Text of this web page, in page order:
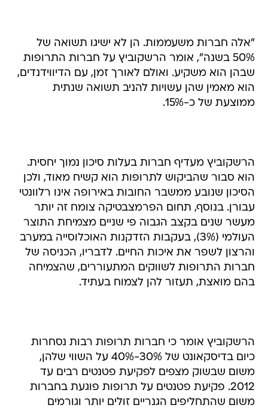
"אלה חברות משעממות. הן לא ישיגו תשואה של
50% בשנה", אומר הרשקוביץ על חברות התרופות
שבהן הוא משקיע. ואולם לאורך זמן, עם הדיווידנדים,
הוא מאמין שהן עשויות להניב תשואה שנתית
ממוצעת של כ-15%.
הרשקוביץ מעדיף חברות בעלות סיכון נמוך יחסית.
הוא סבור שהביקוש לתרופות הוא קשיח מאוד, ולכן
הסיכון שנובע ממשבר החובות באירופה אינו רלוונטי
עבורן. בנוסף, תחום הפרמצבטיקה צומח זה יותר
מעשר שנים בקצב הגבוה פי שניים מצמיחת התוצר
העולמי (3%), בעקבות הזדקנות האוכלוסייה במערב
והרצון לשפר את איכות החיים. לדבריו, הכניסה של
חברות התרופות לשווקים המתעוררים, שהצמיחה
בהם מואצת, תעזור להן לצמוח בעתיד.
הרשקוביץ אומר כי חברות תרופות רבות נסחרות
כיום בדיסקאונט של 30%-40% על השווי שלהן,
משום שבשוק מצפים לפקיעת פטנטים רבים עד
2012. פקיעת פטנטים על תרופות פוגעת בחברות
משום שהתחליפים הגנריים זולים יותר וגורמים